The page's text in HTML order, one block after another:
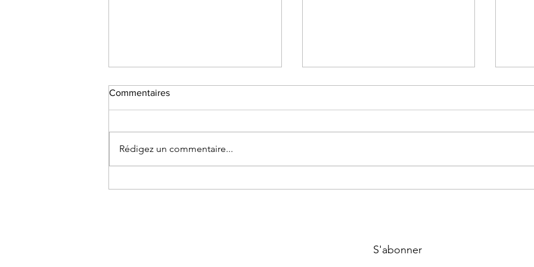
Commentaires
Rédigez un commentaire...
S'abonner